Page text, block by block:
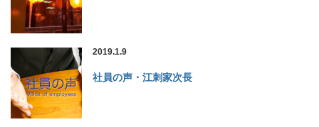
2019.1.9
社員の声・江刺家次長